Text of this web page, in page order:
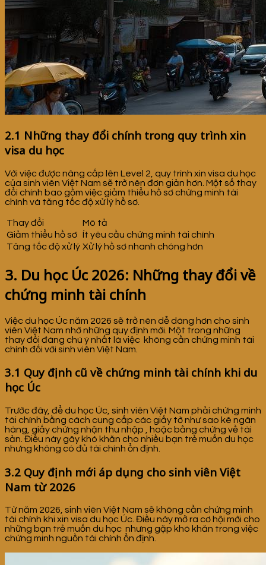
2.1 Những thay đổi chính trong quy trình xin
visa du học
Với việc được nâng cấp lên Level 2, quy trình xin visa du học
của sinh viên Việt Nam sẽ trở nên đơn giản hơn. Một số thay
đổi chính bao gồm việc giảm thiểu hồ sơ chứng minh tài
chính và tăng tốc độ xử lý hồ sơ.
Thay đổi
Mô tả
Giảm thiểu hồ sơ Ít yêu cầu chứng minh tài chính
Tăng tốc độ xử lý Xử lý hồ sơ nhanh chóng hơn
3. Du học Úc 2026: Những thay đổi về
chứng minh tài chính
Việc du học Úc năm 2026 sẽ trở nên dễ dàng hơn cho sinh
viên Việt Nam nhờ những quy định mới. Một trong những
thay đổi đáng chú ý nhất là việc không cần chứng minh tài
chính đối với sinh viên Việt Nam.
3.1 Quy định cũ về chứng minh tài chính khi du
học Úc
Trước đây, để du học Úc, sinh viên Việt Nam phải chứng minh
tài chính bằng cách cung cấp các giấy tờ như sao kê ngân
hàng, giấy chứng nhận thu nhập , hoặc bằng chứng về tài
sản. Điều này gây khó khăn cho nhiều bạn trẻ muốn du học
nhưng không có đủ tài chính ổn định.
3.2 Quy định mới áp dụng cho sinh viên Việt
Nam từ 2026
Từ năm 2026, sinh viên Việt Nam sẽ không cần chứng minh
tài chính khi xin visa du học Úc. Điều này mở ra cơ hội mới cho
những bạn trẻ muốn du học nhưng gặp khó khăn trong việc
chứng minh nguồn tài chính ổn định.